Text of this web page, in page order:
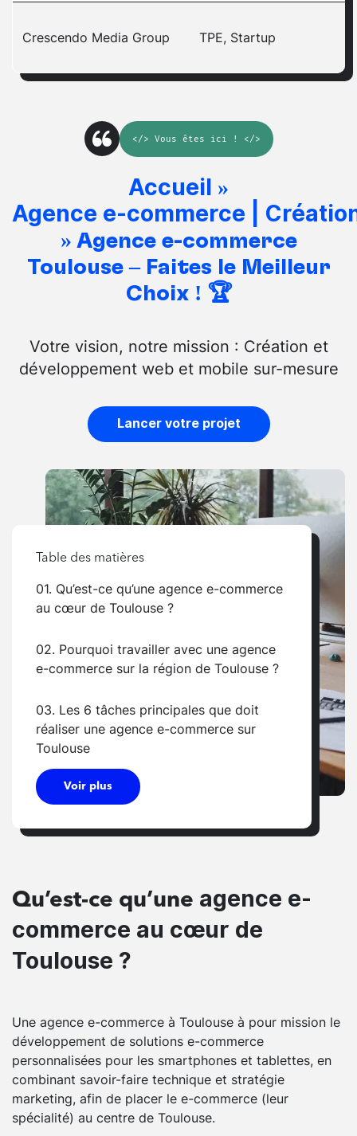
Crescendo Media Group TPE, Startup
</> Vous êtes ici ! </>
Accueil »
Agence e-commerce |
» Agence e-commerce
Toulouse – Faites le Meilleur
Choix ! 🏆
Votre vision, notre mission : Création et
développement web et mobile sur-mesure
Lancer votre projet
Table des matières
01. Qu’est-ce qu’une agence e-commerce
au cœur de Toulouse ?
02. Pourquoi travailler avec une agence
e-commerce sur la région de Toulouse ?
03. Les 6 tâches principales que doit
réaliser une agence e-commerce sur
Toulouse
Voir plus
Qu’est-ce qu’une agence e-
commerce au cœur de
Toulouse ?
Une agence e-commerce à Toulouse à pour mission le
développement de solutions e-commerce
personnalisées pour les smartphones et tablettes, en
combinant savoir-faire technique et stratégie
marketing, afin de placer le e-commerce (leur
spécialité) au centre de Toulouse.